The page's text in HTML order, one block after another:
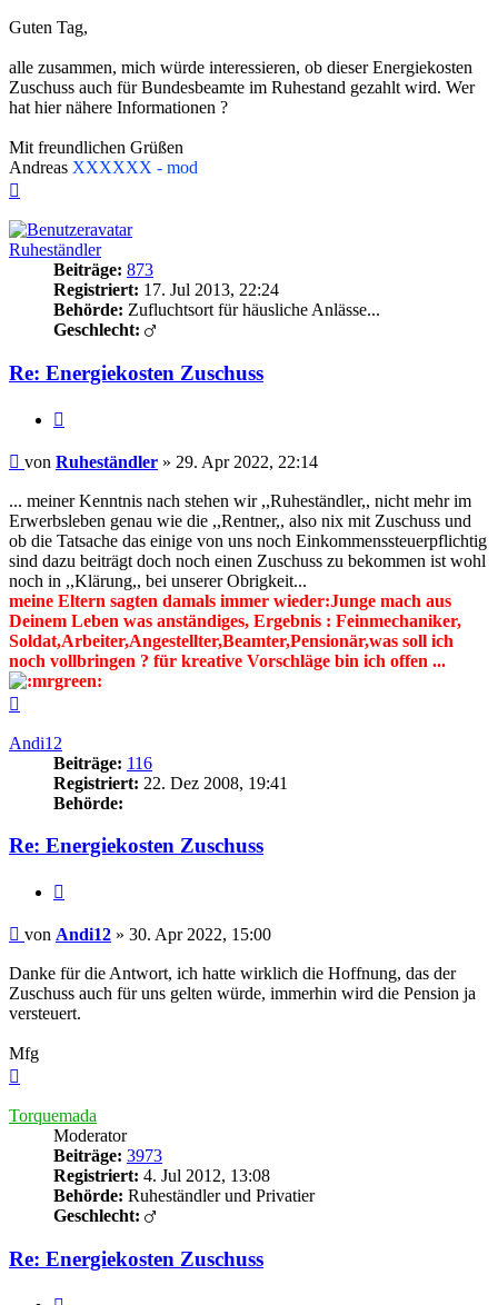
Guten Tag,
alle zusammen, mich würde interessieren, ob dieser Energiekosten
Zuschuss auch für Bundesbeamte im Ruhestand gezahlt wird. Wer
hat hier nähere Informationen ?
Mit freundlichen Grüßen
Andreas XXXXXX - mod
Ruheständler
Beiträge: 873
Registriert: 17. Jul 2013, 22:24
Behörde: Zufluchtsort für häusliche Anlässe...
Geschlecht:
Re: Energiekosten Zuschuss
Beitrag
von Ruheständler » 29. Apr 2022, 22:14
... meiner Kenntnis nach stehen wir ,,Ruheständler,, nicht mehr im
Erwerbsleben genau wie die ,,Rentner,, also nix mit Zuschuss und
ob die Tatsache das einige von uns noch Einkommenssteuerpflichtig
sind dazu beiträgt doch noch einen Zuschuss zu bekommen ist wohl
noch in ,,Klärung,, bei unserer Obrigkeit...
meine Eltern sagten damals immer wieder:Junge mach aus
Deinem Leben was anständiges, Ergebnis : Feinmechaniker,
Soldat,Arbeiter,Angestellter,Beamter,Pensionär,was soll ich
noch vollbringen ? für kreative Vorschläge bin ich offen ...
Andi12
Beiträge: 116
Registriert: 22. Dez 2008, 19:41
Behörde:
Re: Energiekosten Zuschuss
Beitrag
von Andi12 » 30. Apr 2022, 15:00
Danke für die Antwort, ich hatte wirklich die Hoffnung, das der
Zuschuss auch für uns gelten würde, immerhin wird die Pension ja
versteuert.
Mfg
Torquemada
Moderator
Beiträge: 3973
Registriert: 4. Jul 2012, 13:08
Behörde: Ruheständler und Privatier
Geschlecht:
Re: Energiekosten Zuschuss